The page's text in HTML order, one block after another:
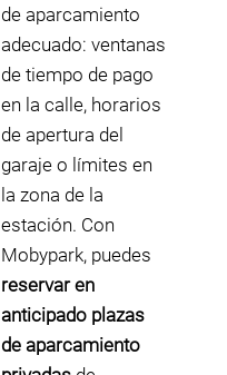
de aparcamiento
adecuado: ventanas
de tiempo de pago
en la calle, horarios
de apertura del
garaje o límites en
la zona de la
estación. Con
Mobypark, puedes
reservar en
anticipado plazas
de aparcamiento